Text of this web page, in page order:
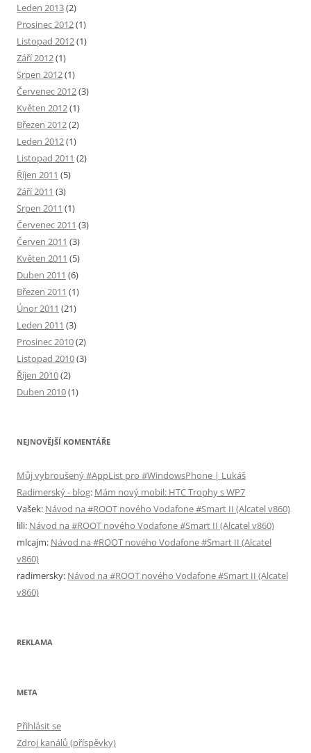
Leden 2013(2)
Prosinec 2012(1)
Listopad 2012(1)
Září 2012(1)
Srpen 2012(1)
Červenec 2012(3)
Květen 2012(1)
Březen 2012(2)
Leden 2012(1)
Listopad 2011 (2)
Říjen 2011 (5)
Září 2011 (3)
Srpen 2011 (1)
Červenec 2011 (3)
Červen 2011 (3)
Květen 2011 (5)
Duben 2011 (6)
Březen 2011 (1)
Únor 2011 (21)
Leden 2011 (3)
Prosinec 2010(2)
Listopad 2010(3)
Říjen 2010(2)
Duben 2010(1)
NEJNOVĚJŠÍ KOMENTÁŘE
Můj vybroušený #AppList pro #WindowsPhone | Lukáš
Radimerský - blog: Mám nový mobil: HTC Trophy s WP7
Vašek: Návod na #ROOT nového Vodafone #Smart II (Alcatel v860)
lili: Návod na #ROOT nového Vodafone #Smart II (Alcatel v860)
mlcajm: Návod na #ROOT nového Vodafone #Smart II (Alcatel
v860)
radimersky: Návod na #ROOT nového Vodafone #Smart II (Alcatel
v860)
REKLAMA
META
Přihlásit se
Zdroj kanálů (příspěvky)